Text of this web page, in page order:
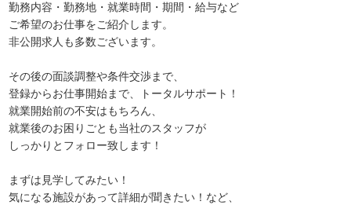
勤務内容・勤務地・就業時間・期間・給与など
ご希望のお仕事をご紹介します。
非公開求人も多数ございます。
その後の面談調整や条件交渉まで、
登録からお仕事開始まで、トータルサポート！
就業開始前の不安はもちろん、
就業後のお困りごとも当社のスタッフが
しっかりとフォロー致します！
まずは見学してみたい！
気になる施設があって詳細が聞きたい！など、